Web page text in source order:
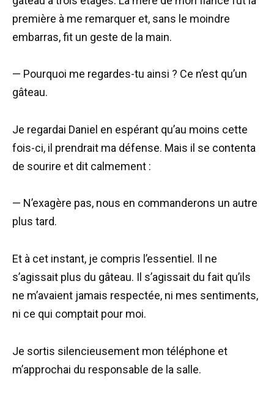
première à me remarquer et, sans le moindre
embarras, fit un geste de la main.
— Pourquoi me regardes-tu ainsi ? Ce n’est qu’un
gâteau.
Je regardai Daniel en espérant qu’au moins cette
fois-ci, il prendrait ma défense. Mais il se contenta
de sourire et dit calmement :
— N’exagère pas, nous en commanderons un autre
plus tard.
Et à cet instant, je compris l’essentiel. Il ne
s’agissait plus du gâteau. Il s’agissait du fait qu’ils
ne m’avaient jamais respectée, ni mes sentiments,
ni ce qui comptait pour moi.
Je sortis silencieusement mon téléphone et
m’approchai du responsable de la salle.